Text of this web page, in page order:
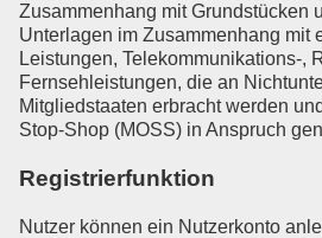
Zusammenhang mit Grundstücken
Unterlagen im Zusammenhang mit
Leistungen, Telekommunikations-,
Fernsehleistungen, die an
Mitgliedstaaten erbracht werden
Stop-Shop (MOSS) in Anspruch
Registrierfunktion
Nutzer können ein Nutzerkonto